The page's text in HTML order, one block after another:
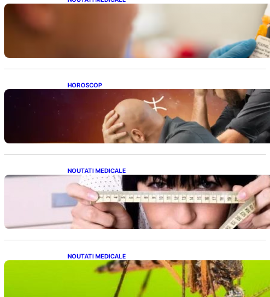
Revoluția Vaccinurilor: Primul Vaccin
Experimental Împotriva Cancerului de Colon
în Studiu Uman
HOROSCOP
Mituri și Realități: Ce Spun Astrologii Despre
Sufletele Bătrâne și Lunile de Naștere
NOUTATI MEDICALE
Inovație Revoluționară în Tratamentul
Obezității: Gastroplastie Endoscopică fără
Bisturiu
NOUTATI MEDICALE
Virusul West Nile: O Amenințare Tot Mai
Aproape pentru România și Europa